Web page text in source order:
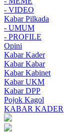
- VIDEO
Kabar Pilkada
- UMUM
- PROFILE
Opini
Kabar Kader
Kabar Kabar
Kabar Kabinet
Kabar UKM
Kabar DPP
Pojok Kagol
KABAR KADER